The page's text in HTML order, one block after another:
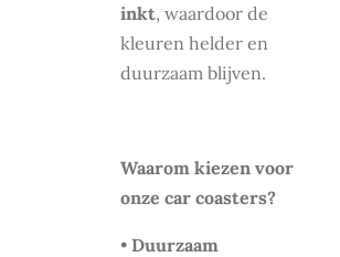
inkt, waardoor de
kleuren helder en
duurzaam blijven.
Waarom kiezen voor
onze car coasters?
• Duurzaam